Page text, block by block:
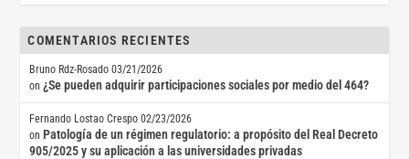
COMENTARIOS RECIENTES
Bruno Rdz-Rosado 03/21/2026
on¿Se pueden adquirir participaciones sociales por medio del 464?
Fernando Lostao Crespo 02/23/2026
on Patología de un régimen regulatorio: a propósito del Real Decreto
905/2025 y su aplicación a las universidades privadas